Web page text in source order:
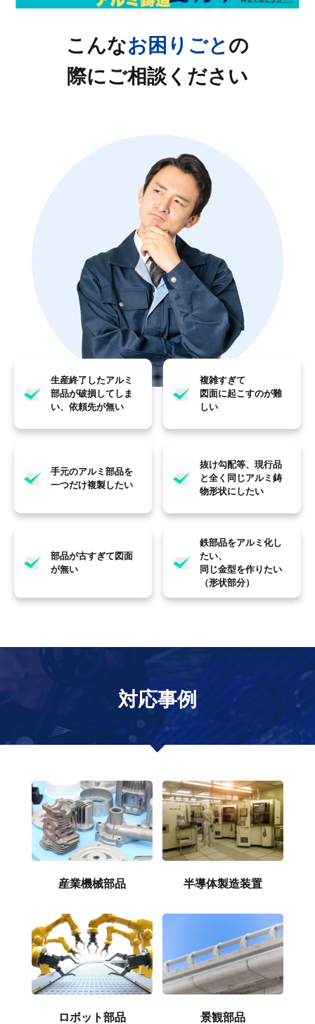
こんなお困りごとの
際にご相談ください
生産終了したアルミ
部品が破損してしま
い、依頼先が無い
複雑すぎて
図面に起こすのが難
しい
手元のアルミ部品を
一つだけ複製したい
抜け勾配等、現行品
と全く同じアルミ鋳
物形状にしたい
部品が古すぎて図面
が無い
鉄部品をアルミ化し
たい、
同じ金型を作りたい
（形状部分）
対応事例
産業機械部品 半導体製造装置
ロボット部品 景観部品